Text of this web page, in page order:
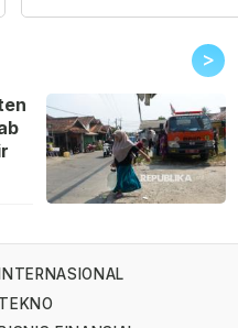
>
INTERNASIONAL
TEKNO